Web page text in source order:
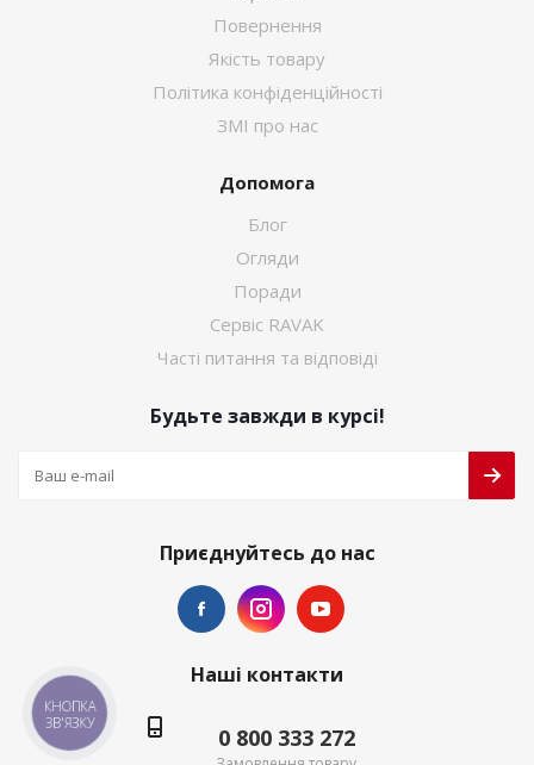
Повернення
Якість товару
Політика конфіденційності
ЗМІ про нас
Допомога
Блог
Огляди
Поради
Сервіс RAVAK
Часті питання та відповіді
Будьте завжди в курсі!
Приєднуйтесь до нас
Наші контакти
0 800 333 272
КНОПКА
ЗВ'ЯЗКУ